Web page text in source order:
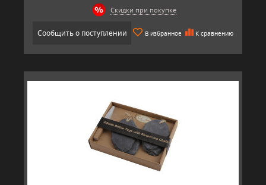
Скидки при покупке
Сообщить о поступлении В избранное К сравнению